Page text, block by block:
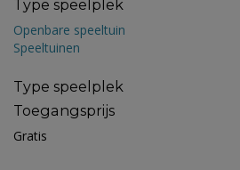
Type speelplek
Openbare speeltuin
Speeltuinen
Type speelplek
Toegangsprijs
Gratis